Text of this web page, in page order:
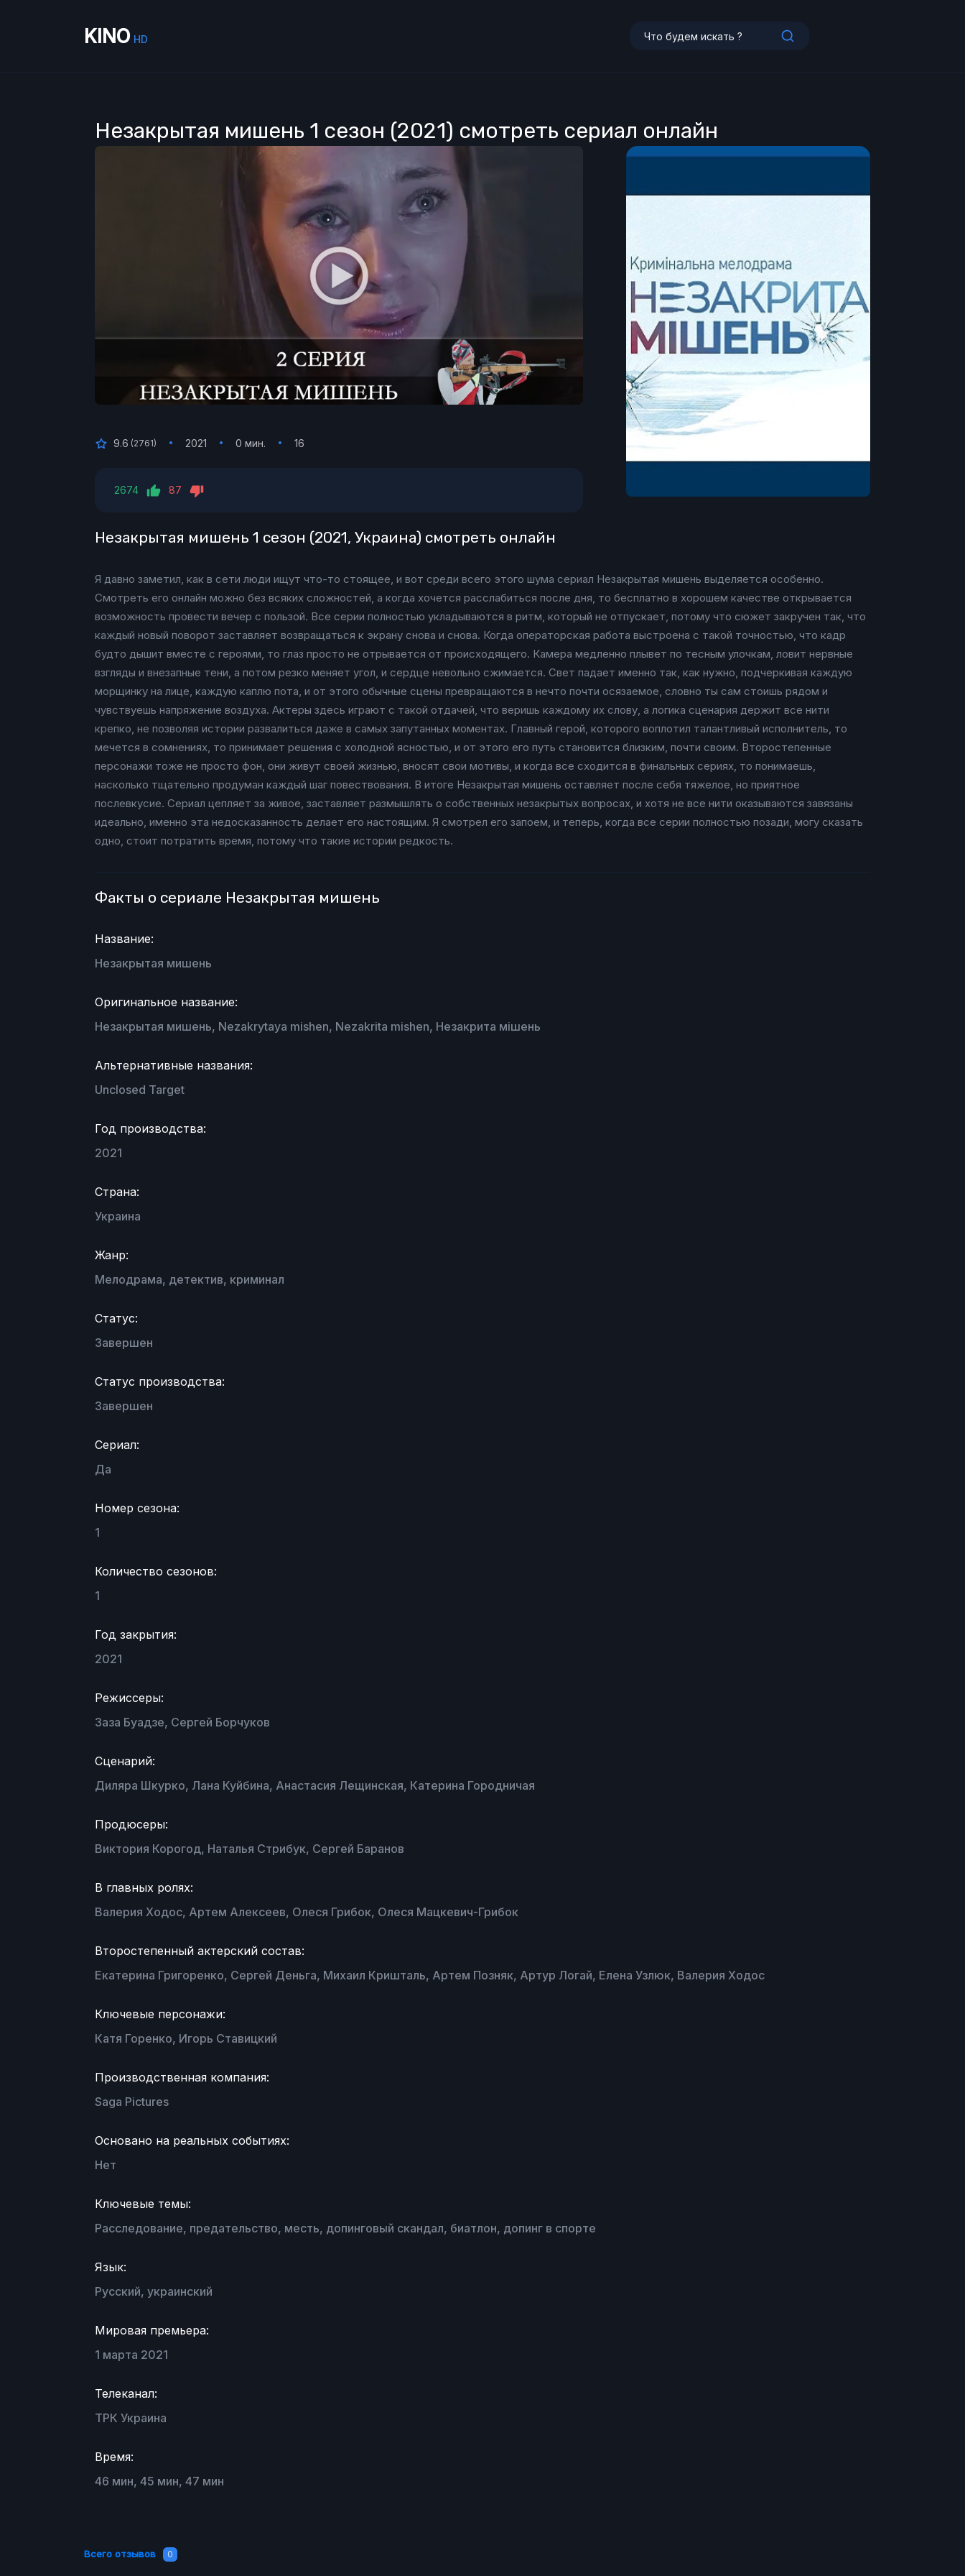
KINO HD
Незакрытая мишень 1 сезон (2021) смотреть сериал онлайн
9.6 (2761) 2021 0 мин. 16
2674 87
Незакрытая мишень 1 сезон (2021, Украина) смотреть онлайн
Я давно заметил, как в сети люди ищут что-то стоящее, и вот среди всего этого шума сериал Незакрытая мишень выделяется особенно.
Смотреть его онлайн можно без всяких сложностей, а когда хочется расслабиться после дня, то бесплатно в хорошем качестве открывается
возможность провести вечер с пользой. Все серии полностью укладываются в ритм, который не отпускает, потому что сюжет закручен так, что
каждый новый поворот заставляет возвращаться к экрану снова и снова. Когда операторская работа выстроена с такой точностью, что кадр
будто дышит вместе с героями, то глаз просто не отрывается от происходящего. Камера медленно плывет по тесным улочкам, ловит нервные
взгляды и внезапные тени, а потом резко меняет угол, и сердце невольно сжимается. Свет падает именно так, как нужно, подчеркивая каждую
морщинку на лице, каждую каплю пота, и от этого обычные сцены превращаются в нечто почти осязаемое, словно ты сам стоишь рядом и
чувствуешь напряжение воздуха. Актеры здесь играют с такой отдачей, что веришь каждому их слову, а логика сценария держит все нити
крепко, не позволяя истории развалиться даже в самых запутанных моментах. Главный герой, которого воплотил талантливый исполнитель, то
мечется в сомнениях, то принимает решения с холодной ясностью, и от этого его путь становится близким, почти своим. Второстепенные
персонажи тоже не просто фон, они живут своей жизнью, вносят свои мотивы, и когда все сходится в финальных сериях, то понимаешь,
насколько тщательно продуман каждый шаг повествования. В итоге Незакрытая мишень оставляет после себя тяжелое, но приятное
послевкусие. Сериал цепляет за живое, заставляет размышлять о собственных незакрытых вопросах, и хотя не все нити оказываются завязаны
идеально, именно эта недосказанность делает его настоящим. Я смотрел его запоем, и теперь, когда все серии полностью позади, могу сказать
одно, стоит потратить время, потому что такие истории редкость.
Факты о сериале Незакрытая мишень
Название:
Незакрытая мишень
Оригинальное название:
Незакрытая мишень, Nezakrytaya mishen, Nezakrita mishen, Незакрита мішень
Альтернативные названия:
Unclosed Target
Год производства:
2021
Страна:
Украина
Жанр:
Мелодрама, детектив, криминал
Статус:
Завершен
Статус производства:
Завершен
Сериал:
Да
Номер сезона:
1
Количество сезонов:
1
Год закрытия:
2021
Режиссеры:
Заза Буадзе, Сергей Борчуков
Сценарий:
Диляра Шкурко, Лана Куйбина, Анастасия Лещинская, Катерина Городничая
Продюсеры:
Виктория Корогод, Наталья Стрибук, Сергей Баранов
В главных ролях:
Валерия Ходос, Артем Алексеев, Олеся Грибок, Олеся Мацкевич-Грибок
Второстепенный актерский состав:
Екатерина Григоренко, Сергей Деньга, Михаил Кришталь, Артем Позняк, Артур Логай, Елена Узлюк, Валерия Ходос
Ключевые персонажи:
Катя Горенко, Игорь Ставицкий
Производственная компания:
Saga Pictures
Основано на реальных событиях:
Нет
Ключевые темы:
Расследование, предательство, месть, допинговый скандал, биатлон, допинг в спорте
Язык:
Русский, украинский
Мировая премьера:
1 марта 2021
Телеканал:
ТРК Украина
Время:
46 мин, 45 мин, 47 мин
Всего отзывов 0